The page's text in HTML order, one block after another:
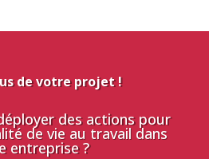
de votre projet !
des actions pour
de vie au travail dans
entreprise ?